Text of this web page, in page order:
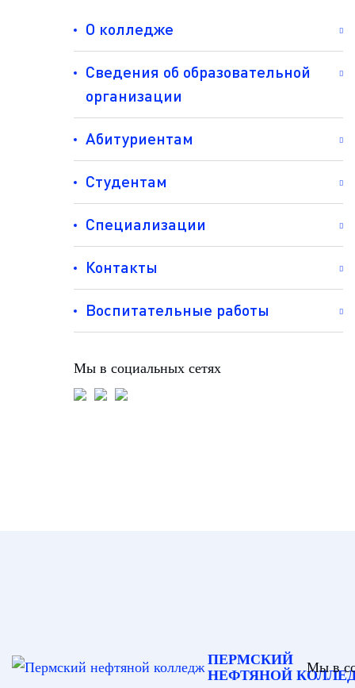
О колледже
Сведения об образовательной
организации
Абитуриентам
Студентам
Специализации
Контакты
Воспитательные работы
Мы в социальных сетях
ПЕРМСКИЙ
НЕФТЯНОЙ
Мы в